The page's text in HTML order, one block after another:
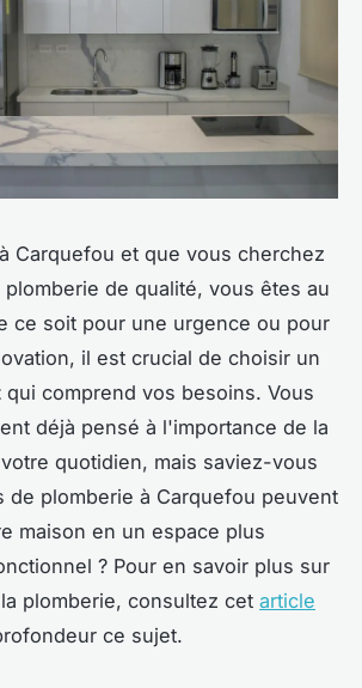
Carquefou et que vous cherchez
de qualité, vous êtes au
ce soit pour une urgence ou pour
il est crucial de choisir un
qui comprend vos besoins. Vous
déjà pensé à l'importance de la
quotidien, mais saviez-vous
de plomberie à Carquefou peuvent
maison en un espace plus
? Pour en savoir plus sur
plomberie, consultez cet article
ce sujet.